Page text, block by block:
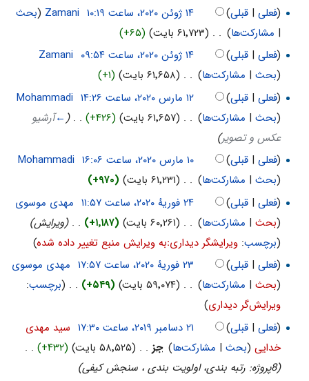
(فعلی| قبلی)
‏
Zamani
(بحث
| مشارکت‌ها)
. . (۶۱٬۷۲۳ بایت)
(+۶۵)
(فعلی| قبلی)
Zamani
(بحث| مشارکت‌ها)
. . (۶۱٬۶۵۸ بایت)
(+۱)
(فعلی| قبلی)
‏
Mohammadi
(بحث| مشارکت‌ها)
. . (۶۱٬۶۵۷ بایت) (+۴۲۶)‏
. .
(
←آرشیو
عکس و تصویر)
(فعلی| قبلی)
‏
Mohammadi
(بحث| مشارکت‌ها)
. . (۶۱٬۲۳۱ بایت)
(+۹۷۰)
(فعلی| قبلی)
‏ مهدی موسوی
(بحث| مشارکت‌ها)
. . (۶۰٬۲۶۱ بایت) (+۱٬۱۸۷) . . (ویرایش)
(برچسب: ویرایشگر دیداریːبه ویرایش منبع تغییر داده شده
)
(فعلی| قبلی)
‏ مهدی موسوی
(بحث| مشارکت‌ها)
. . (۵۹٬۰۷۴ بایت) (+۵۴۹) . .
(برچسب:
ویرایش‌گر دیداری)
(فعلی| قبلی)
‏ سید مهدی
خدایی (بحث| مشارکت‌ها)
‏جز . . (۵۸٬۵۲۵ بایت) (+۴۳۲)‏
. .
(8پروژه: رتبه بندی، اولویت بندی ، سنجش کیفی)